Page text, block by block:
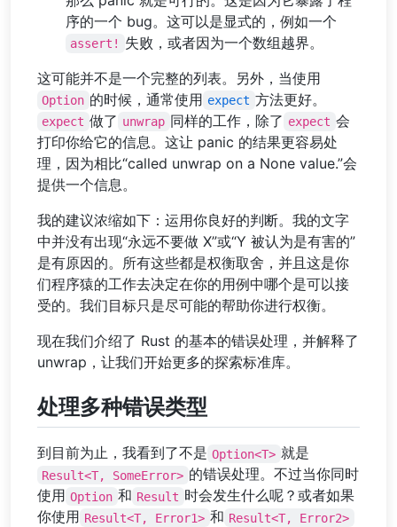
序的一个 bug。这可以是显式的，例如一个
assert!
失败，或者因为一个数组越界。
这可能并不是一个完整的列表。另外，当使用
Option 的时候，通常使用 expect 方法更好。
expect 做了 unwrap 同样的工作，除了 expect 会
打印你给它的信息。这让 panic 的结果更容易处
理，因为相比“called unwrap on a None value.”会
提供一个信息。
我的建议浓缩如下：运用你良好的判断。我的文字
中并没有出现“永远不要做 X”或“Y 被认为是有害的”
是有原因的。所有这些都是权衡取舍，并且这是你
们程序猿的工作去决定在你的用例中哪个是可以接
受的。我们目标只是尽可能的帮助你进行权衡。
现在我们介绍了 Rust 的基本的错误处理，并解释了
unwrap，让我们开始更多的探索标准库。
处理多种错误类型
到目前为止，我看到了不是 Option<T> 就是
Result<T, SomeError> 的错误处理。不过当你同时
使用 Option 和 Result 时会发生什么呢？或者如果
你使用 Result<T, Error1> 和 Result<T, Error2>